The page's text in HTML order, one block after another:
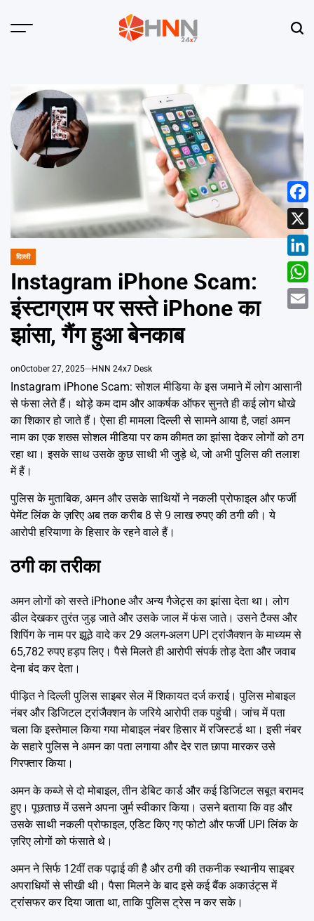
Menu
POSTED
दिल्ली
Instagram iPhone Scam:
इंस्टाग्राम पर सस्ते iPhone का
झांसा, गैंग हुआ बेनकाब
onOctober 27, 2025 HNN 24x7 Desk
Instagram iPhone Scam: सोशल मीडिया के इस जमाने में लोग आसानी
से फंसा लेते हैं। थोड़े कम दाम और आकर्षक ऑफर सुनते ही कई लोग धोखे
का शिकार हो जाते हैं। ऐसा ही मामला दिल्ली से सामने आया है, जहां अमन
नाम का एक शख्स सोशल मीडिया पर कम कीमत का झांसा देकर लोगों को ठग
रहा था। इसके साथ उसके कुछ साथी भी जुड़े थे, जो अभी पुलिस की तलाश
में हैं।
पुलिस के मुताबिक, अमन और उसके साथियों ने नकली प्रोफाइल और फर्जी
पेमेंट लिंक के ज़रिए अब तक करीब 8 से 9 लाख रुपए की ठगी की। ये
आरोपी हरियाणा के हिसार के रहने वाले हैं।
ठगी का तरीका
अमन लोगों को सस्ते iPhone और अन्य गैजेट्स का झांसा देता था। लोग
डील देखकर तुरंत जुड़ जाते और उसके जाल में फंस जाते। उसने टैक्स और
शिपिंग के नाम पर झूठे वादे कर 29 अलग-अलग UPI ट्रांजैक्शन के माध्यम से
65,782 रुपए हड़प लिए। पैसे मिलते ही आरोपी संपर्क तोड़ देता और जवाब
देना बंद कर देता।
पीड़ित ने दिल्ली पुलिस साइबर सेल में शिकायत दर्ज कराई। पुलिस मोबाइल
नंबर और डिजिटल ट्रांजैक्शन के जरिये आरोपी तक पहुंची। जांच में पता
चला कि इस्तेमाल किया गया मोबाइल नंबर हिसार में रजिस्टर्ड था। इसी नंबर
के सहारे पुलिस ने अमन का पता लगाया और देर रात छापा मारकर उसे
गिरफ्तार किया।
अमन के कब्जे से दो मोबाइल, तीन डेबिट कार्ड और कई डिजिटल सबूत बरामद
हुए। पूछताछ में उसने अपना जुर्म स्वीकार किया। उसने बताया कि वह और
उसके साथी नकली प्रोफाइल, एडिट किए गए फोटो और फर्जी UPI लिंक के
ज़रिए लोगों को फंसाते थे।
अमन ने सिर्फ 12वीं तक पढ़ाई की है और ठगी की तकनीक स्थानीय साइबर
अपराधियों से सीखी थी। पैसा मिलने के बाद इसे कई बैंक अकाउंट्स में
ट्रांसफर कर दिया जाता था, ताकि पुलिस ट्रेस न कर सके।
X